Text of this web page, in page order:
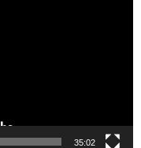
35:02